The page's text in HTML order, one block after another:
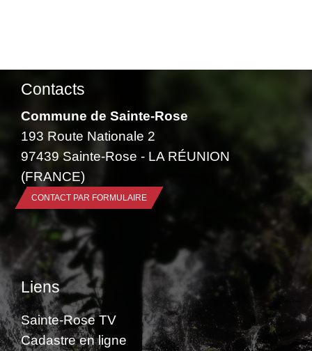
Contacts
Commune de Sainte-Rose
193 Route Nationale 2
97439 Sainte-Rose - LA RÉUNION
(FRANCE)
CONTACT PAR FORMULAIRE
Liens
Sainte-Rose TV
Cadastre en ligne